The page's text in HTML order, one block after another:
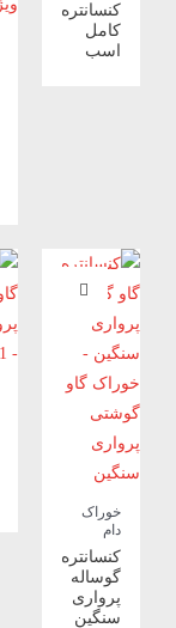
کنسانتره
کامل
اسب
خوراک
دام
کنسانتره
گوساله
پرواری
سنگین